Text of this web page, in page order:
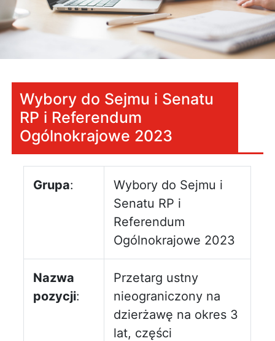
Wybory do Sejmu i Senatu
RP i Referendum
Ogólnokrajowe 2023
Grupa:
Wybory do Sejmu i
Senatu RP i
Referendum
Ogólnokrajowe 2023
Nazwa
pozycji:
Przetarg ustny
nieograniczony na
dzierżawę na okres 3
lat, części